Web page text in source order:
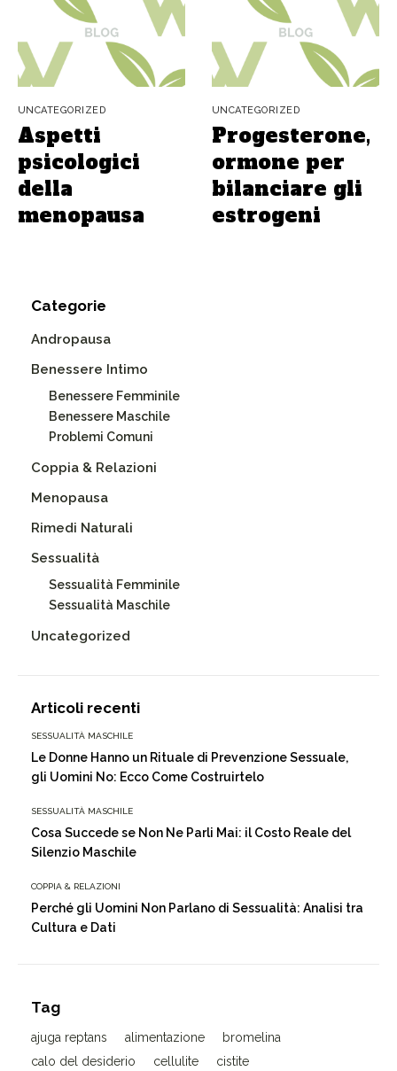
UNCATEGORIZED
Aspetti
psicologici
della
menopausa
UNCATEGORIZED
Progesterone,
ormone per
bilanciare gli
estrogeni
Categorie
Andropausa
Benessere Intimo
Benessere Femminile
Benessere Maschile
Problemi Comuni
Coppia & Relazioni
Menopausa
Rimedi Naturali
Sessualità
Sessualità Femminile
Sessualità Maschile
Uncategorized
Articoli recenti
SESSUALITÀ MASCHILE
Le Donne Hanno un Rituale di Prevenzione Sessuale,
gli Uomini No: Ecco Come Costruirtelo
SESSUALITÀ MASCHILE
Cosa Succede se Non Ne Parli Mai: il Costo Reale del
Silenzio Maschile
COPPIA & RELAZIONI
Perché gli Uomini Non Parlano di Sessualità: Analisi tra
Cultura e Dati
Tag
ajuga reptans alimentazione
bromelina
calo del desiderio
cellulite
cistite